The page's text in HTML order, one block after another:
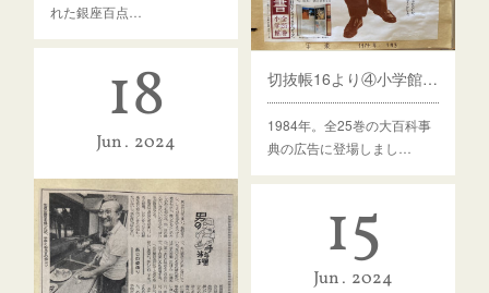
れた銀座百点…
切抜帳16より④小学館「日本大百科全書」広告に登場
1984年。全25巻の大百科事
典の広告に登場しまし…
18
Jun 2024
15
Jun 2024